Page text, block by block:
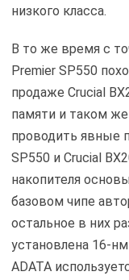
низкого класса.
В то же время с
Premier SP550
продаже Crucial
памяти и таком
проводить явные
SP550 и Crucial
накопителя
базовом чипе
остальное в них
установлена 16-
ADATA